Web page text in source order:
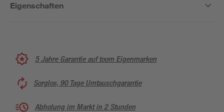
Eigenschaften
5 Jahre Garantie auf toom Eigenmarken
Sorglos, 90 Tage Umtauschgarantie
Abholung im Markt in 2 Stunden